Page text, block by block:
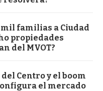
familias a Ciudad
propiedades
del MVOT?
Centro y el boom
el mercado